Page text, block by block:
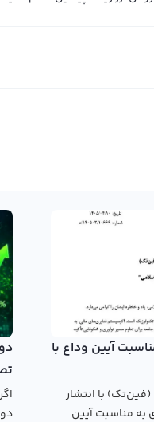
آیین وداع با
با انتشار
به مناسبت آیین